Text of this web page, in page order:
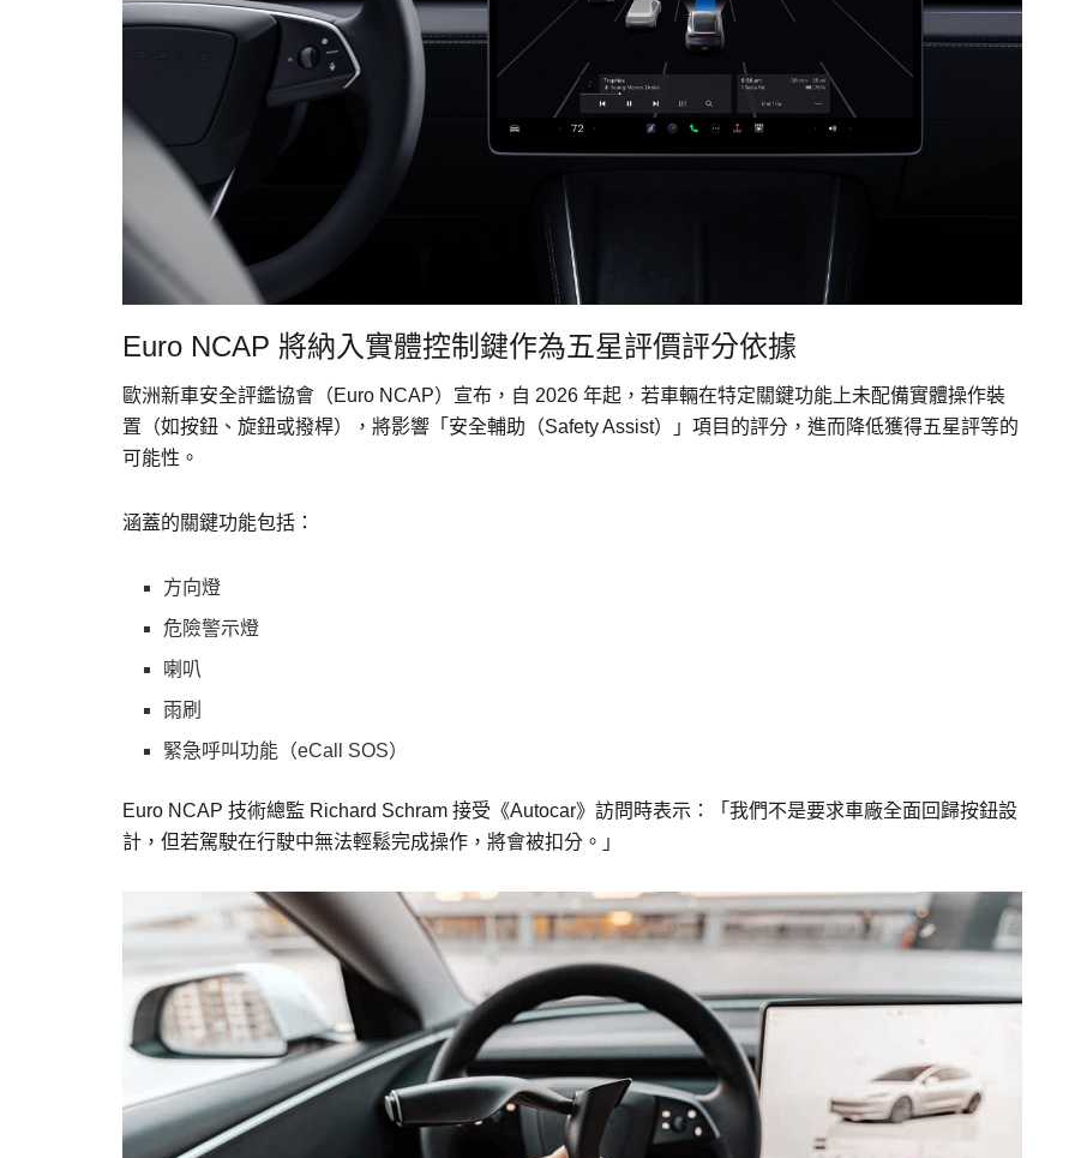
Euro NCAP 將納入實體控制鍵作為五星評價評分依據
歐洲新車安全評鑑協會（Euro NCAP）宣布，自 2026 年起，若車輛在特定關鍵功能上未配備實體操作裝
置（如按鈕、旋鈕或撥桿），將影響「安全輔助（Safety Assist）」項目的評分，進而降低獲得五星評等的
可能性。
涵蓋的關鍵功能包括：
方向燈
危險警示燈
喇叭
雨刷
緊急呼叫功能（eCall SOS）
Euro NCAP 技術總監 Richard Schram 接受《Autocar》訪問時表示：「我們不是要求車廠全面回歸按鈕設
計，但若駕駛在行駛中無法輕鬆完成操作，將會被扣分。」